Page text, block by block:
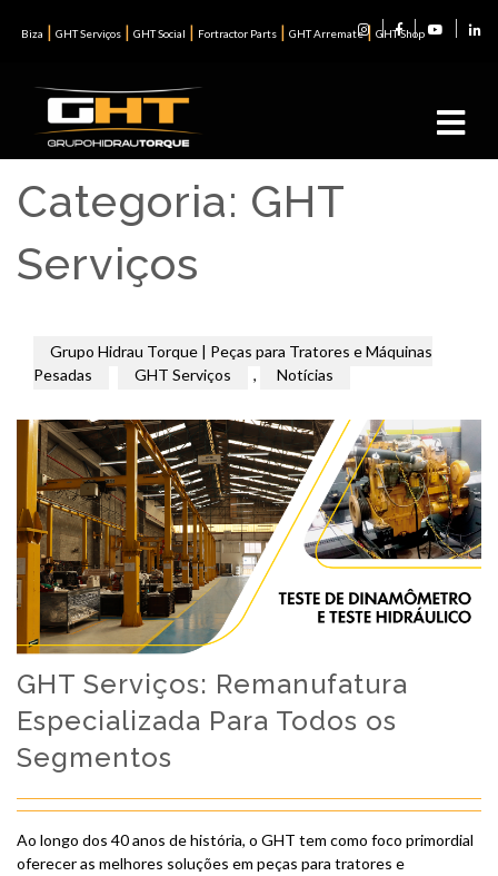
Biza | GHT Serviços | GHT Social | Fortractor Parts | GHT Arremate| GHT Shop
Categoria: GHT
Serviços
Grupo Hidrau Torque | Peças para Tratores e Máquinas
Pesadas
GHT Serviços , Notícias
GHT Serviços: Remanufatura
Especializada Para Todos os
Segmentos
Ao longo dos 40 anos de história, o GHT tem como foco primordial
oferecer as melhores soluções em peças para tratores e